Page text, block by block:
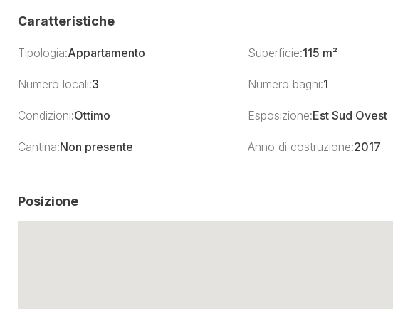
Caratteristiche
Tipologia:Appartamento Superficie:115 m²
Numero locali:3 Numero bagni:1
Condizioni:Ottimo Esposizione:Est Sud Ovest
Cantina:Non presente Anno di costruzione:2017
Posizione